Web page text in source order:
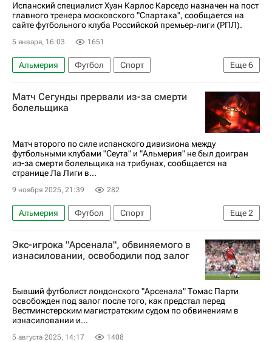
Испанский специалист Хуан Карлос Карседо назначен на пост
главного тренера московского "Спартака", сообщается на
сайте футбольного клуба Российской премьер-лиги (РПЛ).
5 января, 16:03 1651
Еще6
Альмерия Футбол
Спорт
Карлос Карседо
Спартак Москва
РПЛ 2026-2027 (Чемпионат России по футболу)
Матч Сегунды прервали из-за смерти
болельщика
Матч второго по силе испанского дивизиона между
футбольными клубами "Сеута" и "Альмерия" не был доигран
из-за смерти болельщика на трибунах, сообщается на
странице Ла Лиги в...
9 ноября 2025, 21:39 282
Еще2
Альмерия Футбол
Спорт
Чемпионат Испании по футболу
Сегунда
Экс-игрока "Арсенала", обвиняемого в
изнасиловании, освободили под залог
Бывший футболист лондонского "Арсенала" Томас Парти
освобожден под залог после того, как предстал перед
Вестминстерским магистратским судом по обвинениям в
изнасиловании и...
5 августа 2025, 14:17 1408